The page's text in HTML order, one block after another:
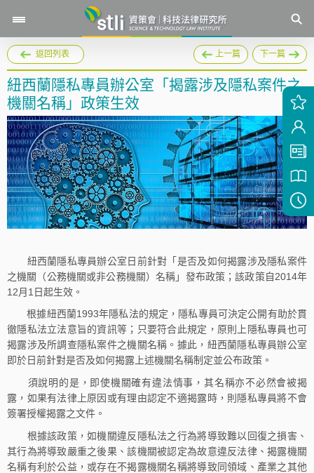
返回列表 上一篇 下一篇
紐西蘭隱私專員辦公室「揭露涉及隱私案件之
機關名稱」政策生效
紐西蘭隱私專員辦公室日前針對「是否及如何揭露涉及隱私案件
之機關（公務機關或非公務機關）名稱」發布政策；該政策自2014年
12月1日起生效。
根據紐西蘭1993年隱私法的規定，隱私專員可決定公開有助於貫
徹隱私法立法意旨的資訊等；只要符合此規定，原則上隱私專員也可
揭露涉及所調查隱私案件之機關名稱。據此，紐西蘭隱私專員辦公室
即於日前針對是否及如何揭露上述機關名稱制定並公布政策。
須說明的是，即使機關確有違法情事，其名稱亦不必然會被揭
露，如果有法律上原因或有理由認定不適揭露時，則隱私專員將不會
簽署授權揭露之文件。
根據該政策，如機關違反隱私法之行為將導致難以回復之損害、
其行為將導致嚴重之後果、該機關被認定為故意違反法律、揭露機關
名稱有利於公益，或存在不揭露機關名稱將導致同領域、產業之其他